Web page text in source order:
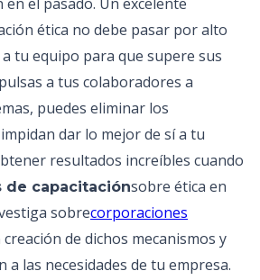
ética no debe pasar por alto
tu equipo para que supere sus
a tus colaboradores a
puedes eliminar los
dar lo mejor de sí a tu
resultados increíbles cuando
de capacitaciónsobre ética en
sobrecorporaciones
creación de dichos mecanismos y
a las necesidades de tu empresa.